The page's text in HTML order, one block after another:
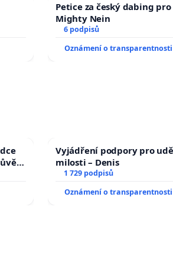
Petice za český dabing
Mighty Nein
6 podpisů
Oznámení o transparentnosti
Vyjádření podpory pro
milosti – Denis
1 729 podpisů
Oznámení o transparentnosti